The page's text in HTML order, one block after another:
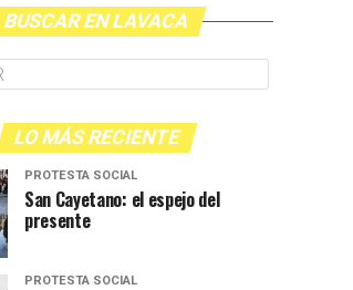
BUSCAR EN LAVACA
LO MÁS RECIENTE
PROTESTA SOCIAL
San Cayetano: el espejo del
presente
PROTESTA SOCIAL